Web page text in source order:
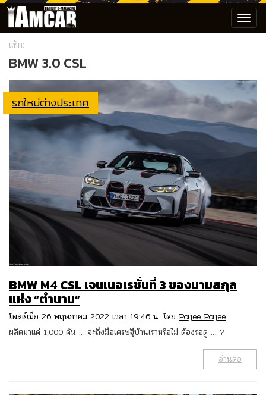
แท็ก:
BMW 3.0 CSL
รถใหม่ต่างประเทศ
BMW M4 CSL เจนเนอเรชั่นที่ 3 ของนามสกุล
แห่ง “ตำนาน”
โพสต์เมื่อ 26 พฤษภาคม 2022 เวลา 19:46 น. โดย Poyee Poyee
ผลิตมาแค่ 1,000 คัน … จะถึงมือเศรษฐีบ้านเราหรือไม่ ต้องรอดู … ?
อ่านต่อ